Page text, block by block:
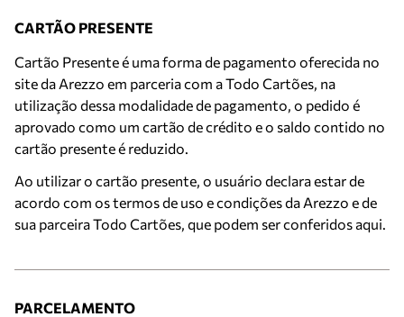
CARTÃO PRESENTE
Cartão Presente é uma forma de pagamento oferecida no
site da Arezzo em parceria com a Todo Cartões, na
utilização dessa modalidade de pagamento, o pedido é
aprovado como um cartão de crédito e o saldo contido no
cartão presente é reduzido.
Ao utilizar o cartão presente, o usuário declara estar de
acordo com os termos de uso e condições da Arezzo e de
sua parceira Todo Cartões, que podem ser conferidos aqui.
PARCELAMENTO